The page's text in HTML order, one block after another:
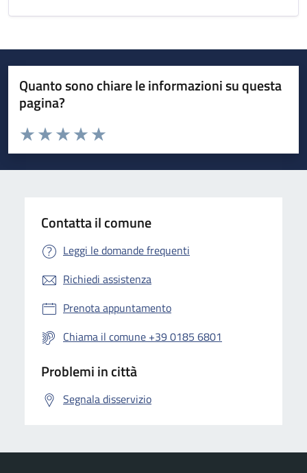
Quanto sono chiare le informazioni su questa
pagina?
Valuta da 1 a 5 stelle la pagina
Valuta 5 stelle su 5
Valuta 4 stelle su 5
Valuta 3 stelle su 5
Valuta 2 stelle su 5
Valuta 1 stelle su 5
Contatta il comune
Leggi le domande frequenti
Richiedi assistenza
Prenota appuntamento
Chiama il comune +39 0185 6801
Problemi in città
Segnala disservizio